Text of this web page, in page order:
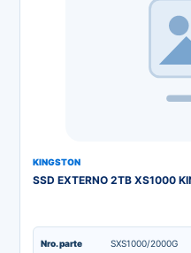
KINGSTON
SSD EXTERNO 2TB XS1000
Nro. parte
SXS1000/2000G